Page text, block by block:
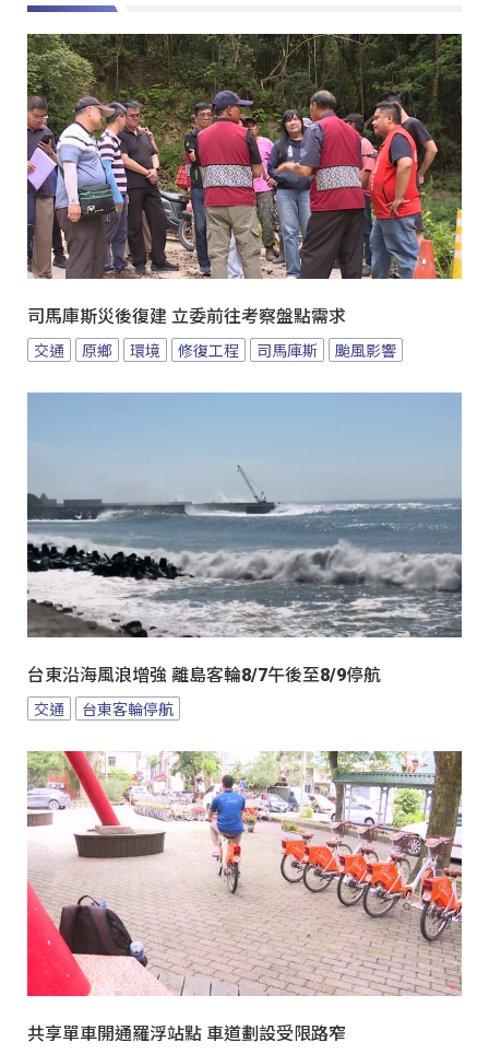
司馬庫斯災後復建 立委前往考察盤點需求
交通 原鄉 環境 修復工程 司馬庫斯 颱風影響
台東沿海風浪增強 離島客輪8/7午後至8/9停航
交通 台東客輪停航
共享單車開通羅浮站點 車道劃設受限路窄